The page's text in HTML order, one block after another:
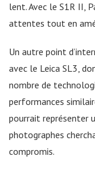
lent. Avec le S1R II,
attentes tout en
Un autre point
avec le Leica SL3,
nombre de
performances
pourrait représenter
photographes
compromis.